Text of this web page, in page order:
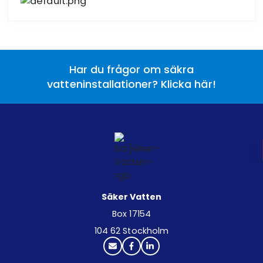
Har du frågor om säkra
vatteninstallationer? Klicka här!
Säker Vatten
Box 17154
104 62 Stockholm